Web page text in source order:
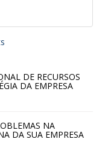
DE RECURSOS
DA EMPRESA
NA
DA SUA EMPRESA